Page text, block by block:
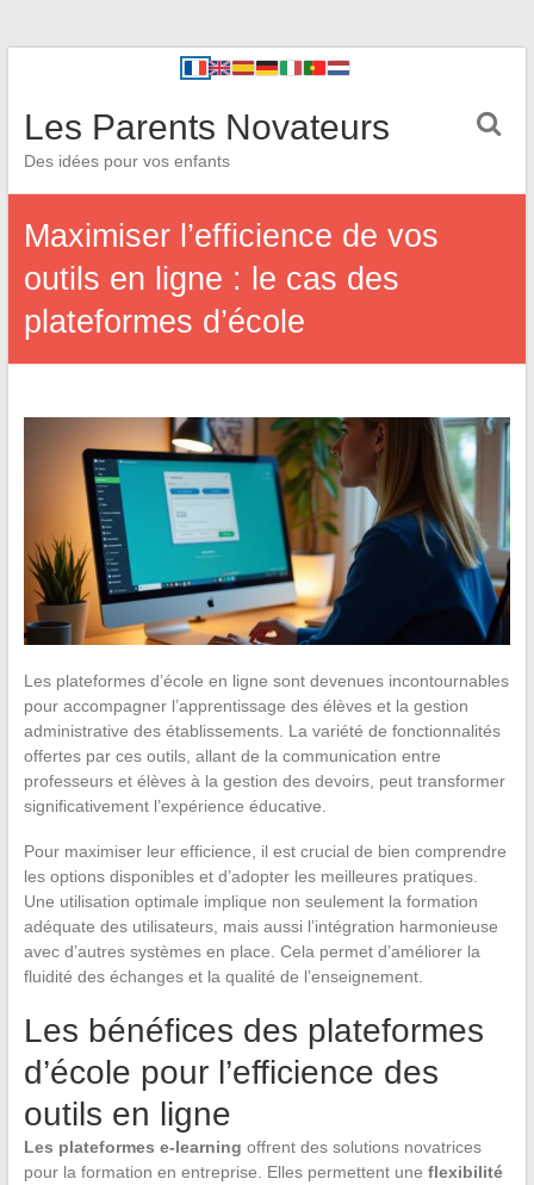
Les Parents Novateurs
Des idées pour vos enfants
Maximiser l’efficience de vos
outils en ligne : le cas des
plateformes d’école
Les plateformes d’école en ligne sont devenues incontournables
pour accompagner l’apprentissage des élèves et la gestion
administrative des établissements. La variété de fonctionnalités
offertes par ces outils, allant de la communication entre
professeurs et élèves à la gestion des devoirs, peut transformer
significativement l’expérience éducative.
Pour maximiser leur efficience, il est crucial de bien comprendre
les options disponibles et d’adopter les meilleures pratiques.
Une utilisation optimale implique non seulement la formation
adéquate des utilisateurs, mais aussi l’intégration harmonieuse
avec d’autres systèmes en place. Cela permet d’améliorer la
fluidité des échanges et la qualité de l’enseignement.
Les bénéfices des plateformes
d’école pour l’efficience des
outils en ligne
Les plateformes e-learning offrent des solutions novatrices
pour la formation en entreprise. Elles permettent une flexibilité